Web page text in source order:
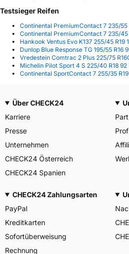
Testsieger Reifen
Continental PremiumContact 7 235/55
Continental PremiumContact 7 235/45
Hankook Ventus Evo K137 255/45
Dunlop Blue Response TG 195/55 R16
Vredestein Comtrac 2 Plus 225/75
Michelin Pilot Sport 4 S 225/40 R18
Continental SportContact 7 255/35
Über CHECK24
Karriere
Presse
Unternehmen
CHECK24 Österreich
CHECK24 Spanien
CHECK24 Zahlungsarten
PayPal
Kreditkarten
Sofortüberweisung
Rechnung